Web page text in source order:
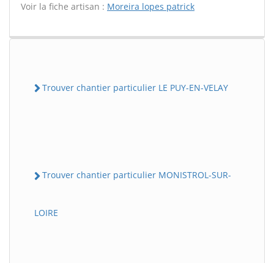
Voir la fiche artisan : Moreira lopes patrick
Trouver chantier particulier LE PUY-EN-VELAY
Trouver chantier particulier MONISTROL-SUR-
LOIRE